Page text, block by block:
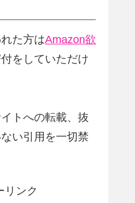
た方はAmazon欲
をしていただけ
トへの転載、抜
い引用を一切禁
リンク